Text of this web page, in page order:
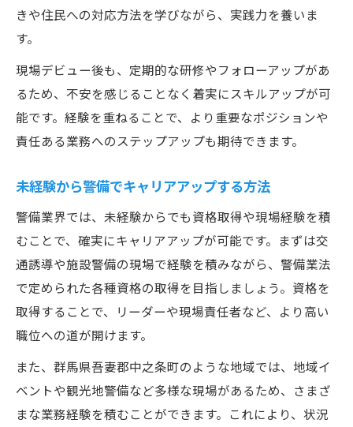
きや住民への対応方法を学びながら、実践力を養いま
す。
現場デビュー後も、定期的な研修やフォローアップがあ
るため、不安を感じることなく着実にスキルアップが可
能です。経験を重ねることで、より重要なポジションや
責任ある業務へのステップアップも期待できます。
未経験から警備でキャリアアップする方法
警備業界では、未経験からでも資格取得や現場経験を積
むことで、確実にキャリアアップが可能です。まずは交
通誘導や施設警備の現場で経験を積みながら、警備業法
で定められた各種資格の取得を目指しましょう。資格を
取得することで、リーダーや現場責任者など、より高い
職位への道が開けます。
また、群馬県吾妻郡中之条町のような地域では、地域イ
ベントや観光地警備など多様な現場があるため、さまざ
まな業務経験を積むことができます。これにより、状況